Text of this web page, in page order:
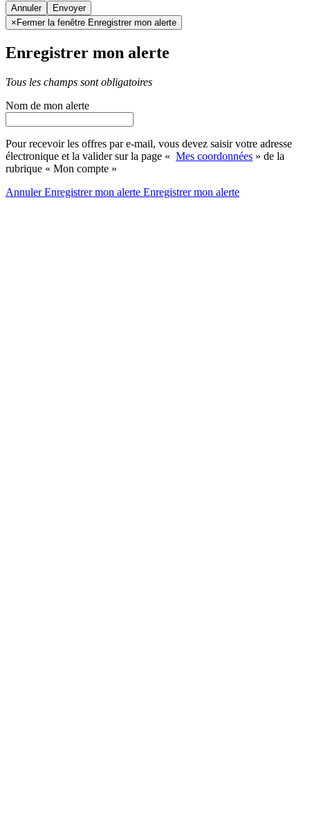
Annuler
× Fermer la fenêtre Enregistrer mon alerte
Enregistrer mon alerte
Tous les champs sont obligatoires
Nom de mon alerte
Pour recevoir les offres par e-mail, vous devez saisir votre adresse
électronique et la valider sur la page « Mes coordonnées » de la
rubrique « Mon compte »
AnnulerEnregistrer mon alerte Enregistrermon alerte